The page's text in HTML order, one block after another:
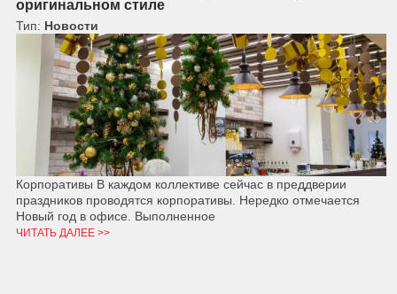
оригинальном стиле
Тип: Новости
Корпоративы В каждом коллективе сейчас в преддверии
праздников проводятся корпоративы. Нередко отмечается
Новый год в офисе. Выполненное
ЧИТАТЬ ДАЛЕЕ >>